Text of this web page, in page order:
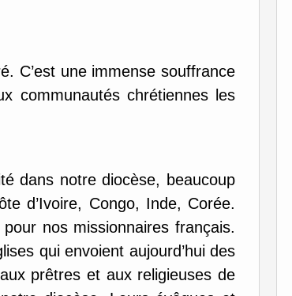
C’est une immense souffrance
communautés chrétiennes les
dans notre diocèse, beaucoup
d’Ivoire, Congo, Inde, Corée.
nos missionnaires français.
qui envoient aujourd’hui des
prêtres et aux religieuses de